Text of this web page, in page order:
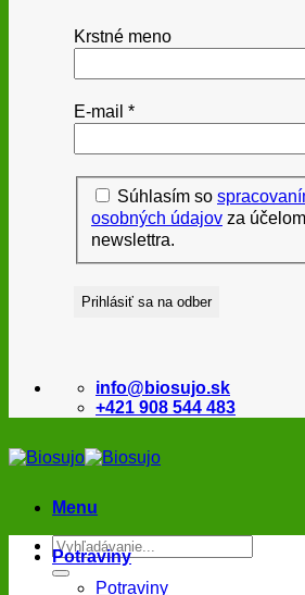
Krstné meno
E-mail *
Súhlasím so
osobných údajov za
newslettra.
info@biosujo.sk
+421 908 544 483
Menu
Hľadať:
Potraviny
Potraviny